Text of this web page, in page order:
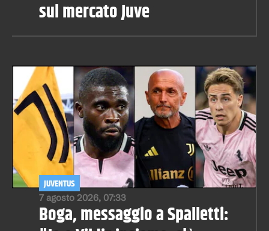
sul mercato Juve
7 agosto 2026, 07:33
JUVENTUS
Boga, messaggio a Spalletti: